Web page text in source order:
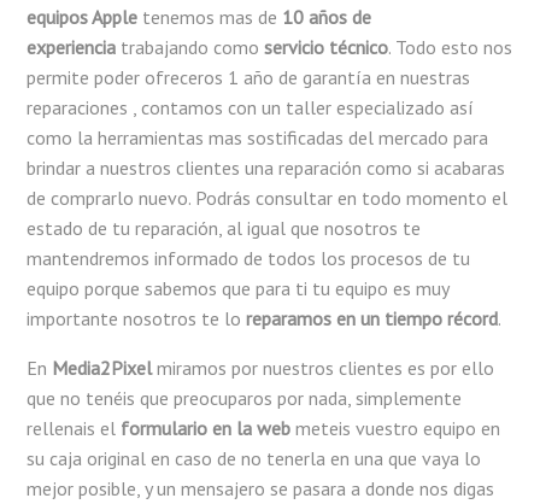
equipos Apple tenemos mas de 10 años de
experiencia trabajando comoservicio técnico. Todo esto nos
permite poder ofreceros 1 año de garantía en nuestras
reparaciones , contamos con un taller especializado así
como la herramientas mas sostificadas del mercado para
brindar a nuestros clientes una reparación como si acabaras
de comprarlo nuevo. Podrás consultar en todo momento el
estado de tu reparación, al igual que nosotros te
mantendremos informado de todos los procesos de tu
equipo porque sabemos que para ti tu equipo es muy
importante nosotros te loreparamos en un tiempo récord.
En Media2Pixelmiramos por nuestros clientes es por ello
que no tenéis que preocuparos por nada, simplemente
rellenais el formulario en la web meteis vuestro equipo en
su caja original en caso de no tenerla en una que vaya lo
mejor posible, y un mensajero se pasara a donde nos digas